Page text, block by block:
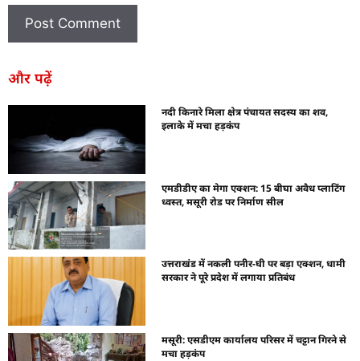
और पढ़ें
नदी किनारे मिला क्षेत्र पंचायत सदस्य का शव,
इलाके में मचा हड़कंप
एमडीडीए का मेगा एक्शन: 15 बीघा अवैध प्लाटिंग
ध्वस्त, मसूरी रोड पर निर्माण सील
उत्तराखंड में नकली पनीर-घी पर बड़ा एक्शन, धामी
सरकार ने पूरे प्रदेश में लगाया प्रतिबंध
मसूरी: एसडीएम कार्यालय परिसर में चट्टान गिरने से
मचा हड़कंप